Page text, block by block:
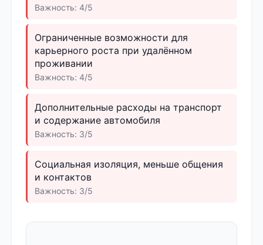
Важность: 4/5
Ограниченные возможности для
карьерного роста при удалённом
проживании
Важность: 4/5
Дополнительные расходы на транспорт
и содержание автомобиля
Важность: 3/5
Социальная изоляция, меньше общения
и контактов
Важность: 3/5